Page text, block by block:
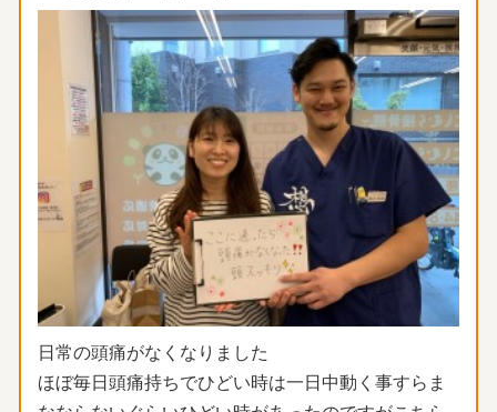
日常の頭痛がなくなりました
ほぼ毎日頭痛持ちでひどい時は一日中動く事すらま